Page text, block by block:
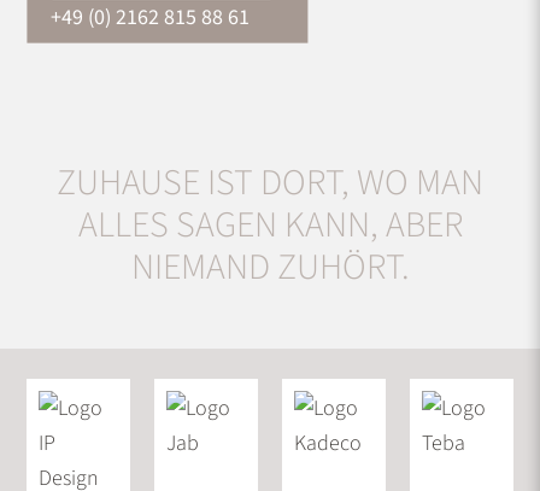
+49 (0) 2162 815 88 61
ZUHAUSE IST DORT, WO MAN
ALLES SAGEN KANN, ABER
NIEMAND ZUHÖRT.